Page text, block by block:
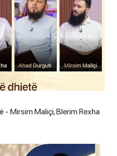
- Mirsim Maliçi, Blerim Rexha